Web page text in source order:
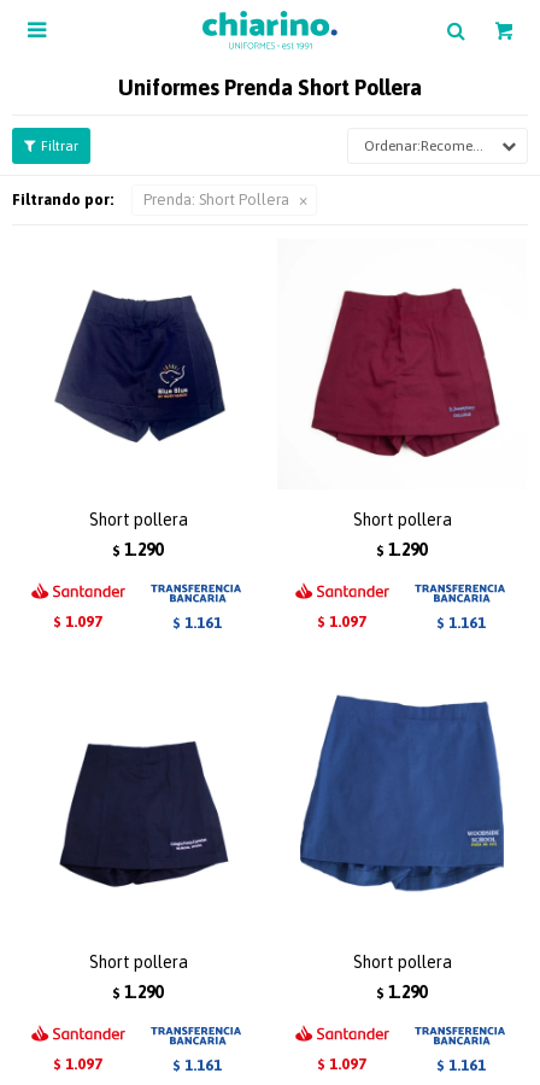

Uniformes Prenda Short Pollera
Recomendados
Filtrando por: Prenda: Short Pollera
Short pollera
$ 1.290
$ 1.097 $ 1.161
Short pollera
$ 1.290
$ 1.097 $ 1.161
Short pollera
$ 1.290
$ 1.097 $ 1.161
Short pollera
$ 1.290
$ 1.097 $ 1.161